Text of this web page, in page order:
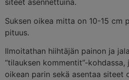
siteet asennettuina.
Suksen oikea mitta on 10-15 cm
pituus.
Ilmoitathan hiihtäjän painon ja
“tilauksen kommentit”-
oikean parin sekä asentaa siteet